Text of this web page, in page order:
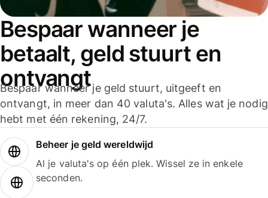
Bespaar wanneer je
betaalt, geld stuurt en
ontvangt
Bespaar wanneer je geld stuurt, uitgeeft en
ontvangt, in meer dan 40 valuta's. Alles wat je nodig
hebt met één rekening, 24/7.
Beheer je geld wereldwijd
Al je valuta's op één plek. Wissel ze in enkele
seconden.